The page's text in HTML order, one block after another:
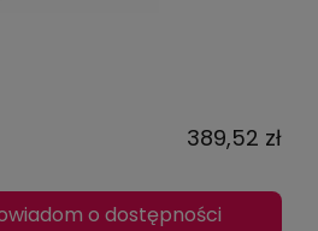
389,52 zł
o dostępności